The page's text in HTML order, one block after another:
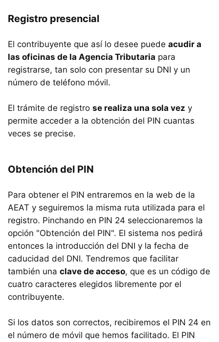
Registro presencial
El contribuyente que así lo desee puede acudir a
las oficinas de la Agencia Tributaria para
registrarse, tan solo con presentar su DNI y un
número de teléfono móvil.
El trámite de registro se realiza una sola vez y
permite acceder a la obtención del PIN cuantas
veces se precise.
Obtención del PIN
Para obtener el PIN entraremos en la web de la
AEAT y seguiremos la misma ruta utilizada para el
registro. Pinchando en PIN 24 seleccionaremos la
opción "Obtención del PIN". El sistema nos pedirá
entonces la introducción del DNI y la fecha de
caducidad del DNI. Tendremos que facilitar
también una clave de acceso, que es un código de
cuatro caracteres elegidos libremente por el
contribuyente.
Si los datos son correctos, recibiremos el PIN 24 en
el número de móvil que hemos facilitado. El PIN